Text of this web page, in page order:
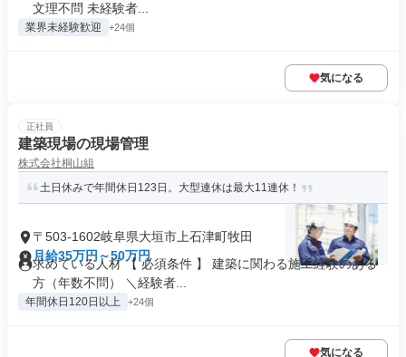
文理不問 未経験者...
業界未経験歓迎 +24個
気になる
正社員
建築現場の現場管理
株式会社桐山組
土日休みで年間休日123日。大型連休は最大11連休！
〒503-1602岐阜県大垣市上石津町牧田
月給35万円～50万円
求めている人材 【 必須条件 】 建築に関わる施工経験のある
方（年数不問） ＼経験者...
年間休日120日以上 +24個
気になる